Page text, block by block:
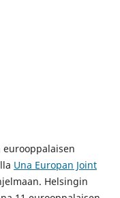
Una Europan Joint
Helsingin